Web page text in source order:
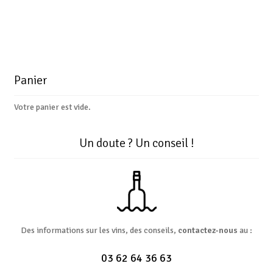
Panier
Votre panier est vide.
Un doute ? Un conseil !
Des informations sur les vins, des conseils, contactez-nous au :
03 62 64 36 63